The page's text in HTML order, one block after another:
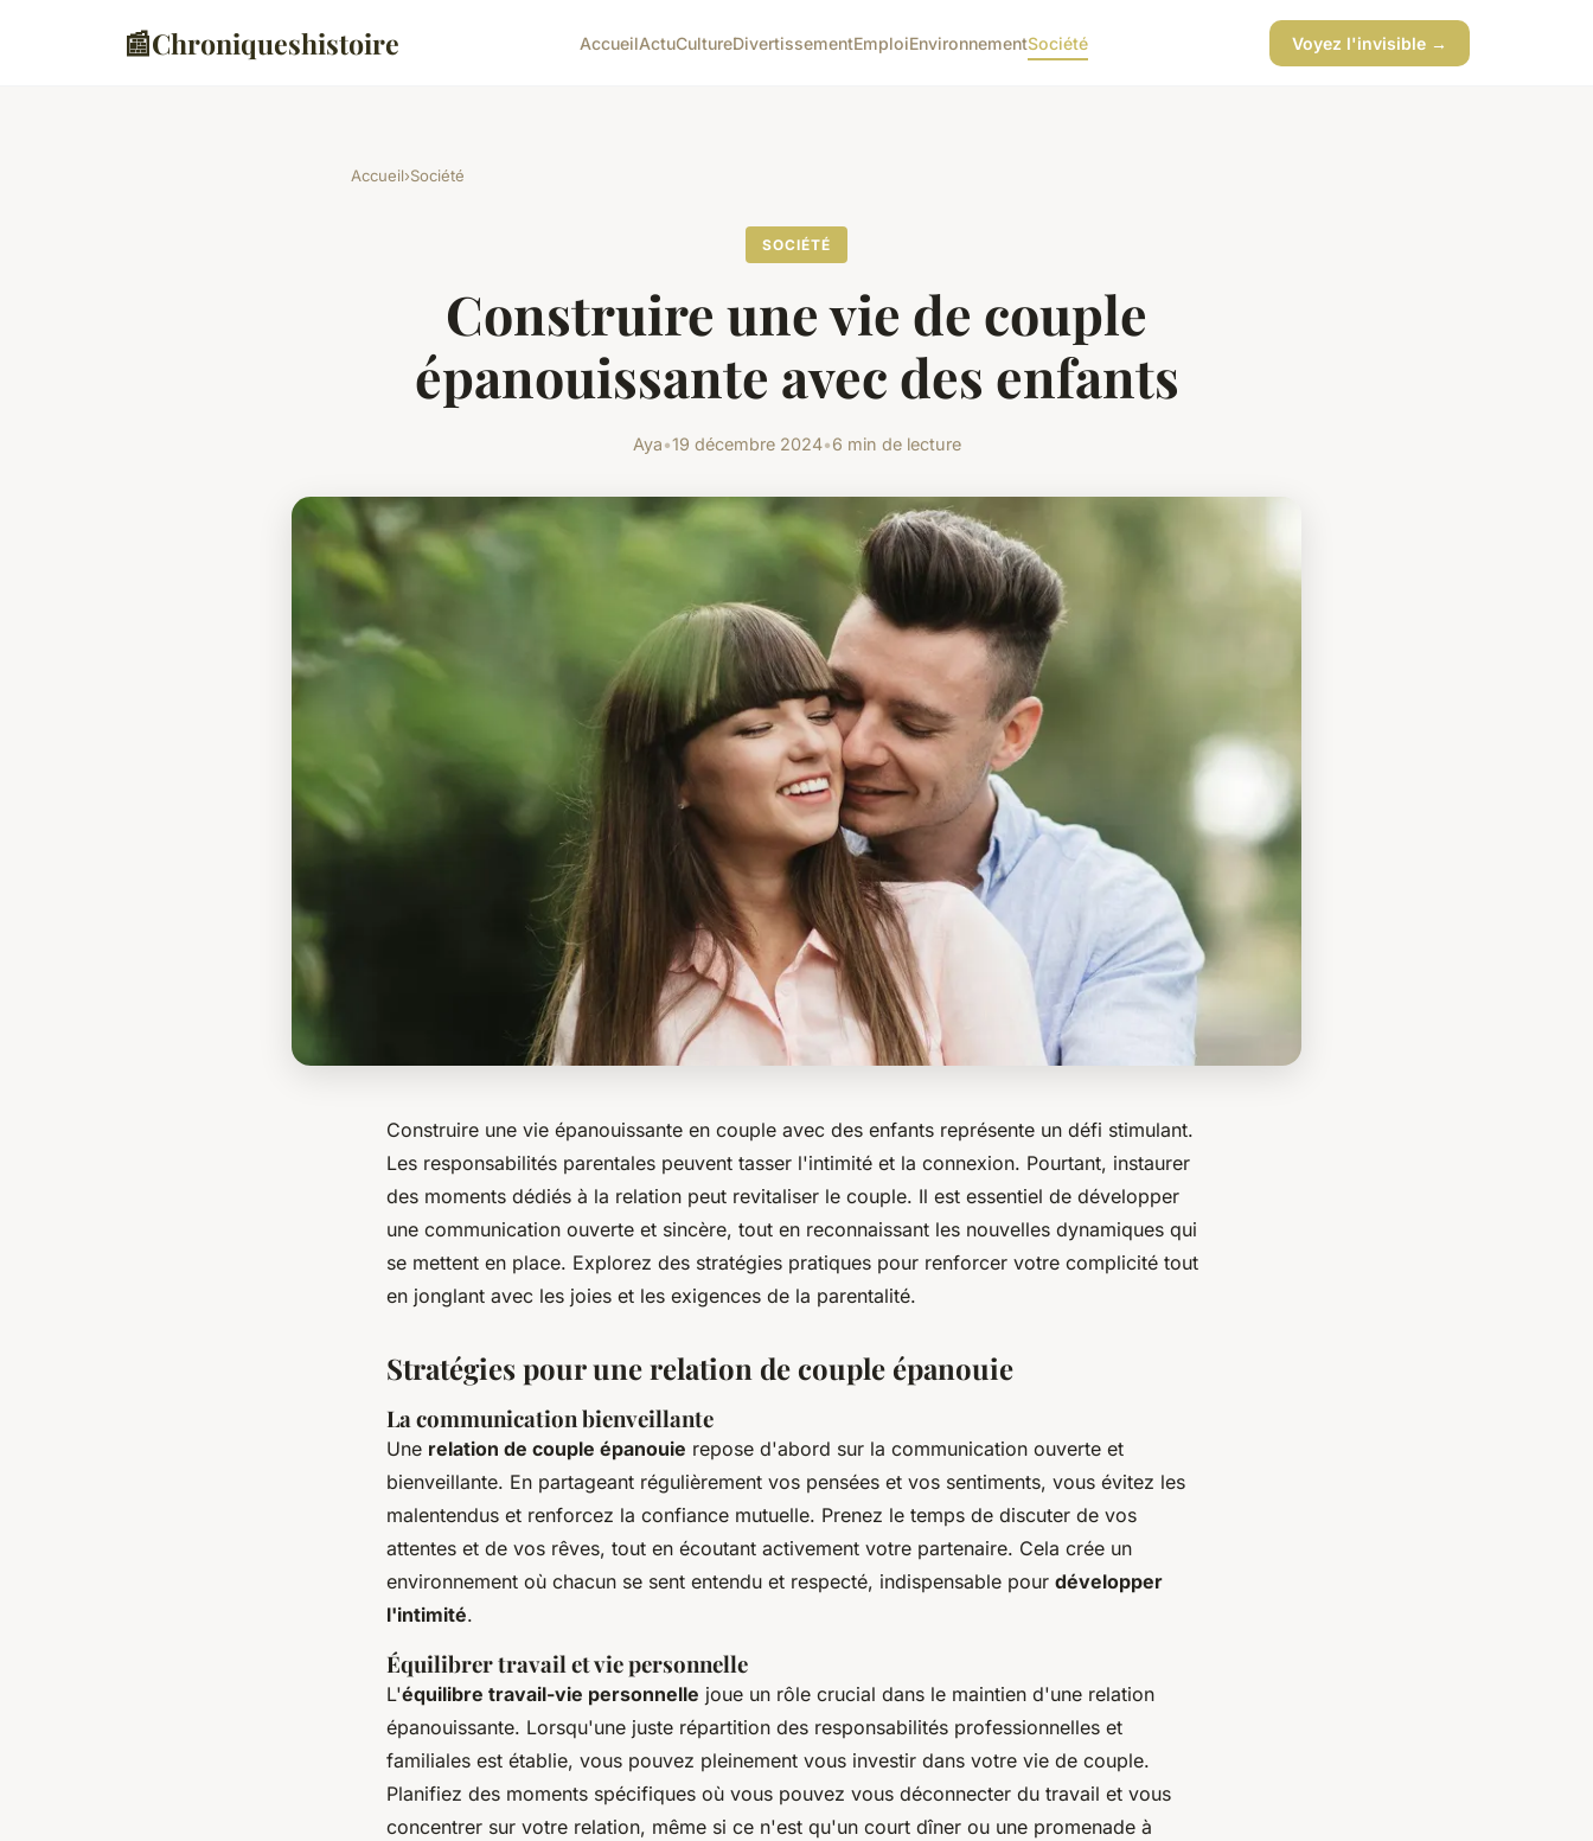
📰Chroniqueshistoire AccueilActuCultureDivertissementEmploiEnvironnementSociété Voyez l'invisible →
Accueil›Société
SOCIÉTÉ
Construire une vie de couple
épanouissante avec des enfants
Aya•19 décembre 2024•6 min de lecture
Construire une vie épanouissante en couple avec des enfants représente un défi stimulant.
Les responsabilités parentales peuvent tasser l'intimité et la connexion. Pourtant, instaurer
des moments dédiés à la relation peut revitaliser le couple. Il est essentiel de développer
une communication ouverte et sincère, tout en reconnaissant les nouvelles dynamiques qui
se mettent en place. Explorez des stratégies pratiques pour renforcer votre complicité tout
en jonglant avec les joies et les exigences de la parentalité.
Stratégies pour une relation de couple épanouie
La communication bienveillante
Une relation de couple épanouie repose d'abord sur la communication ouverte et
bienveillante. En partageant régulièrement vos pensées et vos sentiments, vous évitez les
malentendus et renforcez la confiance mutuelle. Prenez le temps de discuter de vos
attentes et de vos rêves, tout en écoutant activement votre partenaire. Cela crée un
environnement où chacun se sent entendu et respecté, indispensable pour développer
l'intimité.
Équilibrer travail et vie personnelle
L'équilibre travail-vie personnelle joue un rôle crucial dans le maintien d'une relation
épanouissante. Lorsqu'une juste répartition des responsabilités professionnelles et
familiales est établie, vous pouvez pleinement vous investir dans votre vie de couple.
Planifiez des moments spécifiques où vous pouvez vous déconnecter du travail et vous
concentrer sur votre relation, même si ce n'est qu'un court dîner ou une promenade à